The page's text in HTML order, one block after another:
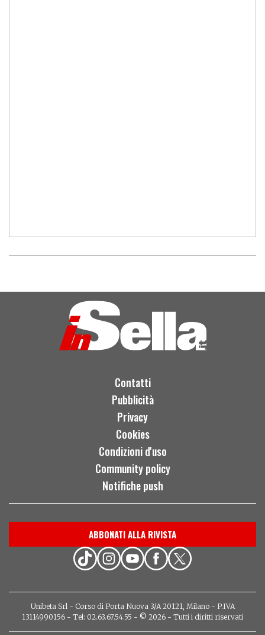
Contatti
Pubblicità
Privacy
Cookies
Condizioni d'uso
Community policy
Notifiche push
ABBONATI ALLA RIVISTA
Unibeta Srl - Corso di Porta Nuova 3/A 20121, Milano - P.IVA
13114990156 - Tel: 02.63.67.54.55 - © 2026 - Tutti i diritti riservati